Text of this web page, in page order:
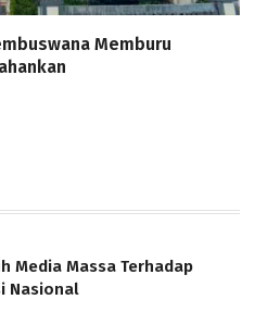
Memburu
Media Massa Terhadap
Nasional